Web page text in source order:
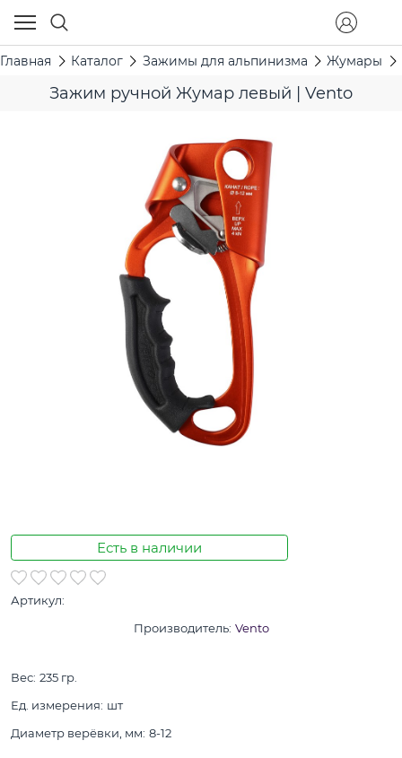
Главная Каталог Зажимы для альпинизма Жумары
Зажим ручной Жумар левый | Vento
Есть в наличии
Артикул:
Производитель: Vento
Вес: 235 гр.
Ед. измерения: шт
Диаметр верёвки, мм: 8-12